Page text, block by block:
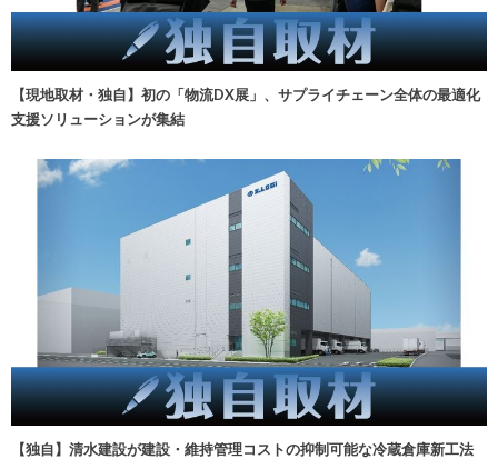
【現地取材・独自】初の「物流DX展」、サプライチェーン全体の最適化
支援ソリューションが集結
【独自】清水建設が建設・維持管理コストの抑制可能な冷蔵倉庫新工法